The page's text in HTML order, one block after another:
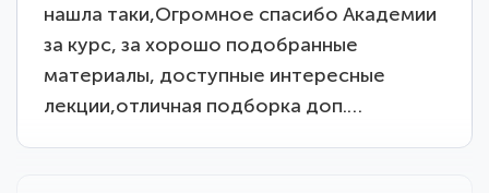
нашла таки,Огромное спасибо Академии
за курс, за хорошо подобранные
материалы, доступные интересные
лекции,отличная подборка доп.…